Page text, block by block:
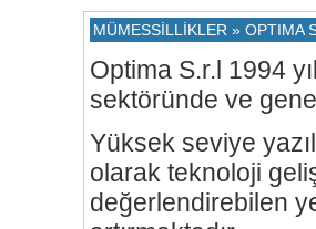
MÜMESSİLLİKLER » OPTIMA
Optima S.r.l 1994
sektöründe ve
Yüksek seviye
olarak teknoloji
değerlendirebilen